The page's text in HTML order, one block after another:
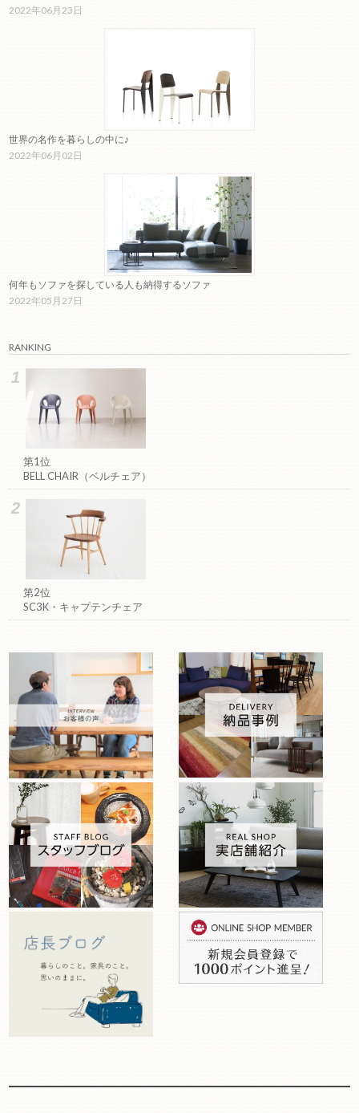
2022年06月23日
世界の名作を暮らしの中に♪
2022年06月02日
何年もソファを探している人も納得するソファ
2022年05月27日
RANKING
第1位
BELL CHAIR（ベルチェア）
第2位
SC3K・キャプテンチェア